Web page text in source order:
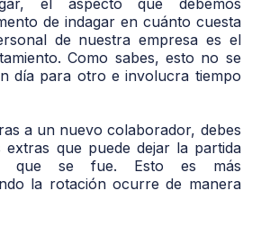
de indagar en cuánto cuesta
de nuestra empresa es el
Como sabes, esto no se
día para otro e involucra tiempo
a un nuevo colaborador, debes
extras que puede dejar la partida
que se fue. Esto es más
la rotación ocurre de manera